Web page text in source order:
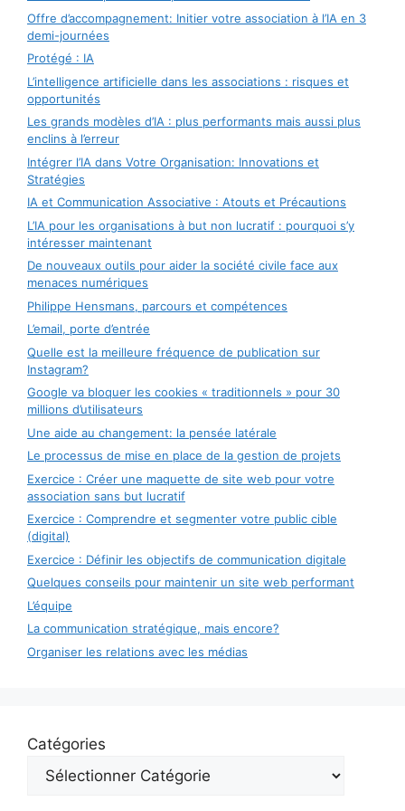
Offre d’accompagnement: Initier votre association à l’IA en 3
demi-journées
Protégé : IA
L’intelligence artificielle dans les associations : risques et
opportunités
Les grands modèles d’IA : plus performants mais aussi plus
enclins à l’erreur
Intégrer l’IA dans Votre Organisation: Innovations et
Stratégies
IA et Communication Associative : Atouts et Précautions
L’IA pour les organisations à but non lucratif : pourquoi s’y
intéresser maintenant
De nouveaux outils pour aider la société civile face aux
menaces numériques
Philippe Hensmans, parcours et compétences
L’email, porte d’entrée
Quelle est la meilleure fréquence de publication sur
Instagram?
Google va bloquer les cookies « traditionnels » pour 30
millions d’utilisateurs
Une aide au changement: la pensée latérale
Le processus de mise en place de la gestion de projets
Exercice : Créer une maquette de site web pour votre
association sans but lucratif
Exercice : Comprendre et segmenter votre public cible
(digital)
Exercice : Définir les objectifs de communication digitale
Quelques conseils pour maintenir un site web performant
L’équipe
La communication stratégique, mais encore?
Organiser les relations avec les médias
Catégories